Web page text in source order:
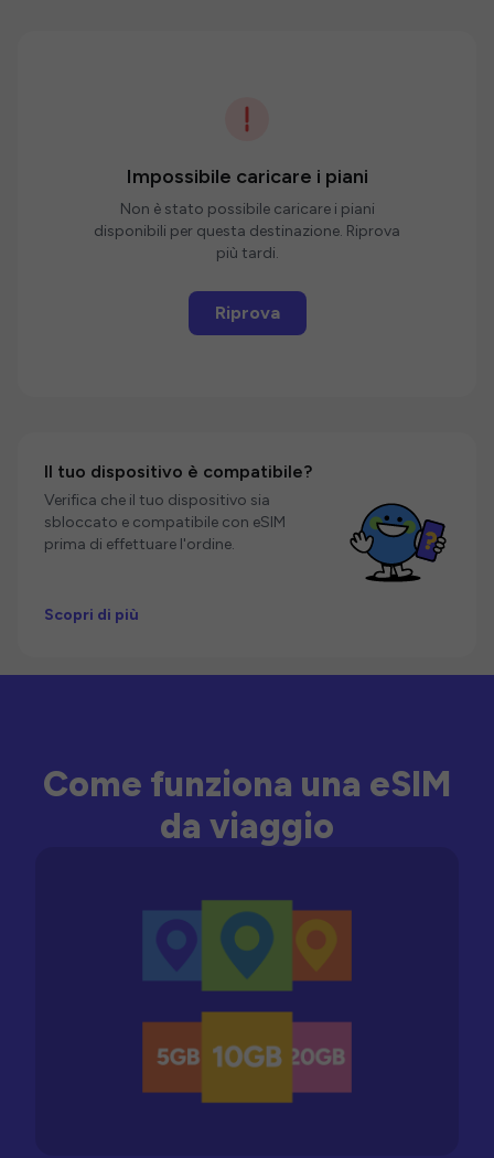
Impossibile caricare i piani
Non è stato possibile caricare i piani
disponibili per questa destinazione. Riprova
più tardi.
Riprova
Il tuo dispositivo è compatibile?
Verifica che il tuo dispositivo sia
sbloccato e compatibile con eSIM
prima di effettuare l'ordine.
Scopri di più
Come funziona una eSIM
da viaggio